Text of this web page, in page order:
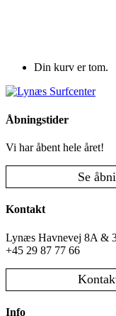
Din kurv er tom.
Åbningstider
Vi har åbent hele året!
Se
Kontakt
Lynæs Havnevej 8A &
+45 29 87 77 66
Info